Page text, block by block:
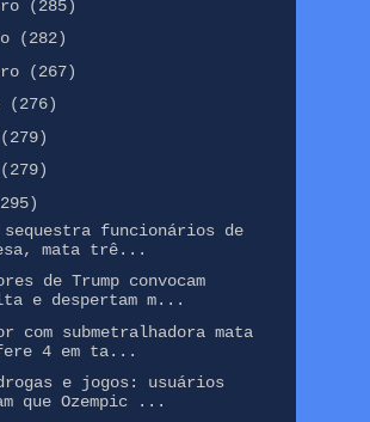
(285)
(282)
(267)
(276)
(279)
(279)
sequestra funcionários de
mata trê...
de Trump convocam
e despertam m...
com submetralhadora mata
4 em ta...
e jogos: usuários
que Ozempic ...